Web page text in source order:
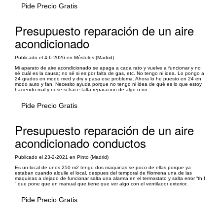
Pide Precio Gratis
Presupuesto reparación de un aire
acondicionado
Publicado el 4-6-2026 en Móstoles (Madrid)
Mi aparato de aire acondicionado se apaga a cada rato y vuelve a funcionar y no
sé cuál es la causa; no sé si es por falta de gas, etc. No tengo ni idea. Lo pongo a
24 grados en modo med y dry y pasa ese problema. Ahora lo he puesto en 24 en
modo auto y fan. Necesito ayuda porque no tengo ni idea de qué es lo que estoy
haciendo mal y nose si hace falta reparacion de algo o no.
Pide Precio Gratis
Presupuesto reparación de un aire
acondicionado conductos
Publicado el 23-2-2021 en Pinto (Madrid)
Es un local de unos 250 m2 tengo dos maquinas se poco de ellas porque ya
estaban cuando alquile el local, despues del temporal de filomena una de las
maquinas a dejado de funcionar salta una alarma en el termostato y salta error “th f
“ que pone que en manual que tiene que ver algo con el ventilador exterior.
Pide Precio Gratis